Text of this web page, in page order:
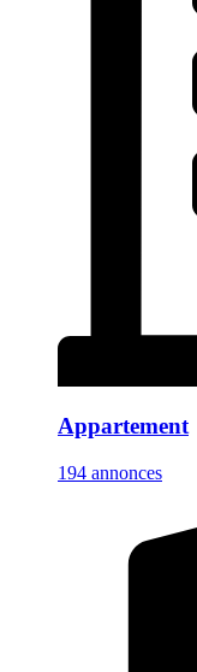
Appartement
194 annonces